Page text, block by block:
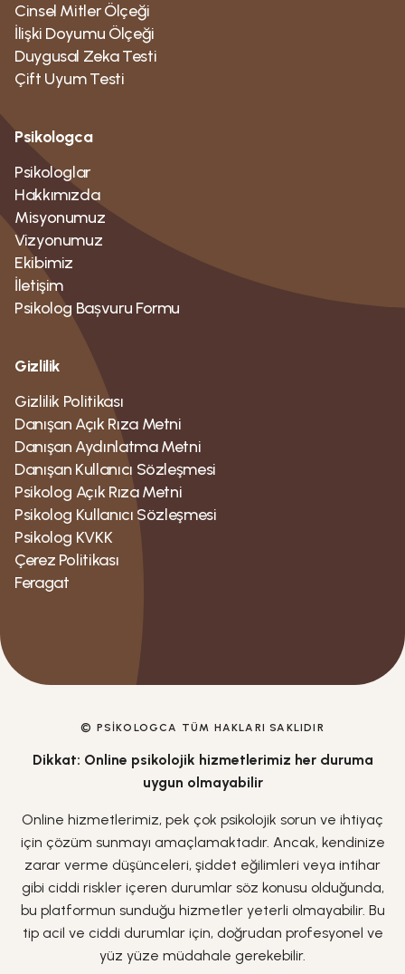
Cinsel Mitler Ölçeği
İlişki Doyumu Ölçeği
Duygusal Zeka Testi
Çift Uyum Testi
Psikologca
Psikologlar
Hakkımızda
Misyonumuz
Vizyonumuz
Ekibimiz
İletişim
Psikolog Bașvuru Formu
Gizlilik
Gizlilik Politikası
Danışan Açık Rıza Metni
Danışan Aydınlatma Metni
Danışan Kullanıcı Sözleşmesi
Psikolog Açık Rıza Metni
Psikolog Kullanıcı Sözleşmesi
Psikolog KVKK
Çerez Politikası
Feragat
© PSIKOLOGCA TÜM HAKLARI SAKLIDIR
Dikkat: Online psikolojik hizmetlerimiz her duruma
uygun olmayabilir
Online hizmetlerimiz, pek çok psikolojik sorun ve ihtiyaç
için çözüm sunmayı amaçlamaktadır. Ancak, kendinize
zarar verme düşünceleri, şiddet eğilimleri veya intihar
gibi ciddi riskler içeren durumlar söz konusu olduğunda,
bu platformun sunduğu hizmetler yeterli olmayabilir. Bu
tip acil ve ciddi durumlar için, doğrudan profesyonel ve
yüz yüze müdahale gerekebilir.